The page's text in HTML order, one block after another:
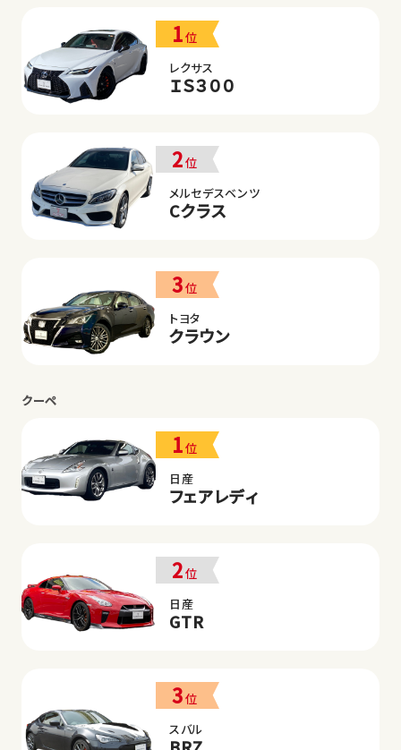
1位
レクサス
ＩＳ３００
2位
メルセデスベンツ
Cクラス
3位
トヨタ
クラウン
クーペ
1位
日産
フェアレディ
2位
日産
GTR
3位
スバル